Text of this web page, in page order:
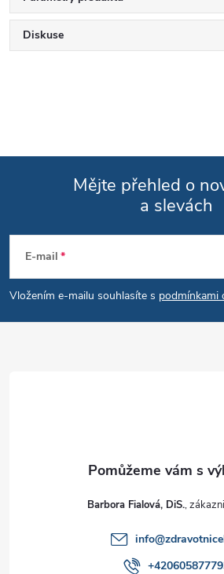
Diskuse
Mějte přehled o
a slevách
E-mail
Vložením e-mailu souhlasíte s podmínkami
Barbora Fialová, DiS.
info@